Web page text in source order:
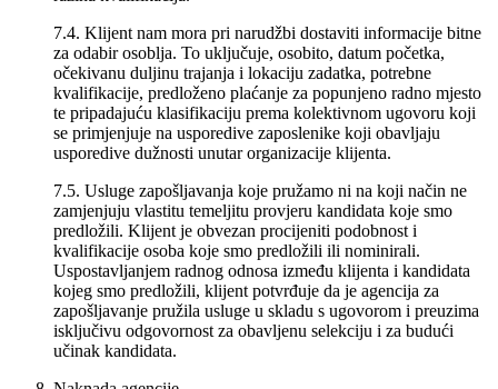
7.4. Klijent nam mora pri narudžbi dostaviti informacije bitne
za odabir osoblja. To uključuje, osobito, datum početka,
očekivanu duljinu trajanja i lokaciju zadatka, potrebne
kvalifikacije, predloženo plaćanje za popunjeno radno mjesto
te pripadajuću klasifikaciju prema kolektivnom ugovoru koji
se primjenjuje na usporedive zaposlenike koji obavljaju
usporedive dužnosti unutar organizacije klijenta.
7.5. Usluge zapošljavanja koje pružamo ni na koji način ne
zamjenjuju vlastitu temeljitu provjeru kandidata koje smo
predložili. Klijent je obvezan procijeniti podobnost i
kvalifikacije osoba koje smo predložili ili nominirali.
Uspostavljanjem radnog odnosa između klijenta i kandidata
kojeg smo predložili, klijent potvrđuje da je agencija za
zapošljavanje pružila usluge u skladu s ugovorom i preuzima
isključivu odgovornost za obavljenu selekciju i za budući
učinak kandidata.